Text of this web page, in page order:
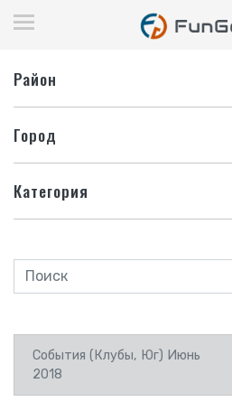
Район
Город
Категория
События (Клубы, Юг) Июнь
2018